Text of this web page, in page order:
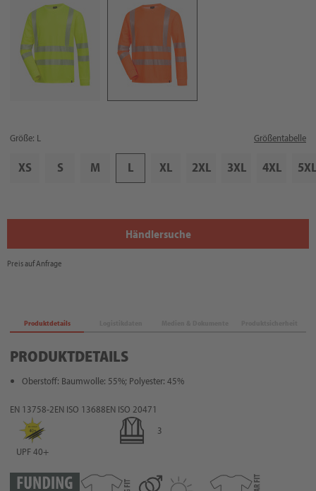
Größe: L Größentabelle
XS S M L XL 2XL 3XL 4XL 5XL
Händlersuche
Preis auf Anfrage
Produktdetails
PRODUKTDETAILS
Oberstoff: Baumwolle: 55%; Polyester: 45%
EN 13758-2
UPF 40+
EN ISO 13688EN ISO 20471
3